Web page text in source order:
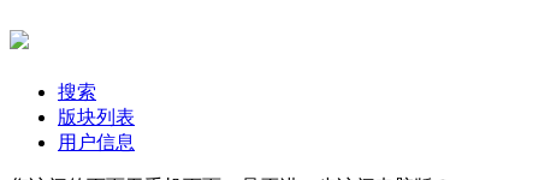
搜索
版块列表
用户信息